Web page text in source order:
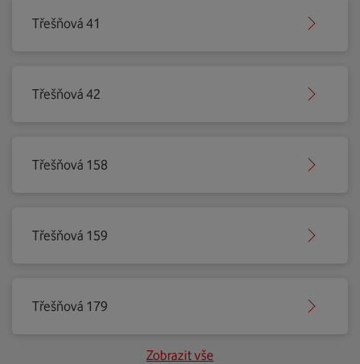
Třešňová 41
Třešňová 42
Třešňová 158
Třešňová 159
Třešňová 179
Zobrazit vše